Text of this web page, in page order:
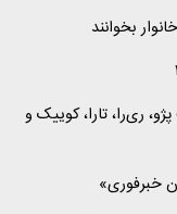
بخوانند
ری‌را، تارا، کوییک و
خبرفوری»